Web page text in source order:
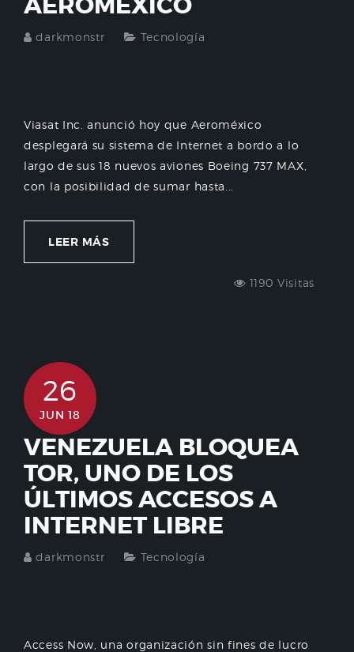
darkmonstr Tecnología
Viasat Inc. anunció hoy que Aeroméxico
desplegará su sistema de Internet a bordo a lo
largo de sus 18 nuevos aviones Boeing 737 MAX,
con la posibilidad de sumar hasta...
LEER MÁS
1190 Visitas
26
JUN 18
VENEZUELA BLOQUEA
TOR, UNO DE LOS
ÚLTIMOS ACCESOS A
INTERNET LIBRE
darkmonstr Tecnología
Access Now, una organización sin fines de lucro